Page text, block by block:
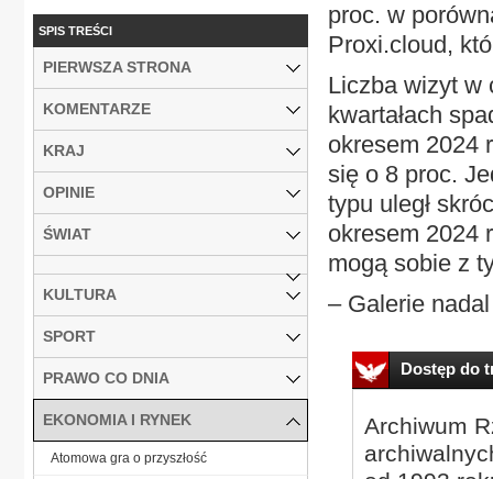
proc. w
Proxi.cloud,
Liczba wizyt w
kwartałach
okresem 2024
się o 8 proc.
typu uległ
okresem 2024
mogą sobie z
– Galerie
Dostęp do
Archiwum
SPIS TREŚCI
PIERWSZA STRONA
KOMENTARZE
KRAJ
OPINIE
ŚWIAT
KULTURA
SPORT
PRAWO CO DNIA
EKONOMIA I RYNEK
Atomowa gra o przyszłość